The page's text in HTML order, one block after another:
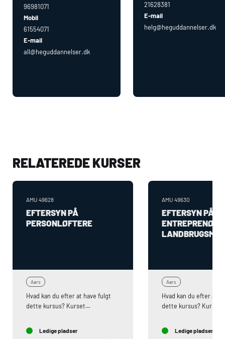
96981071
Mobil
61554071
E-mail
all@heguddannelser.dk
21628381
E-mail
helg@heguddannelser.dk
RELATEREDE KURSER
AMU 49628
EFTERSYN PÅ
PERSONLØFTERE
Aars
Hvad kan du efter at have fulgt
dette kursus? Kurset
lovpligtigt hovedeftersyn- CE-
mærkning-
Ledige pladser
AMU 49630
EFTERSYN PÅ
ENTREPRENØR
Aars
Hvad kan du efter at
dette kursus?
hovedeftersyn- CE-
Ledige pladser